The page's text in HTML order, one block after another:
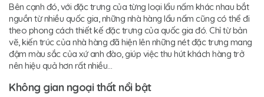
Bên cạnh đó, với đặc trưng của từng loại lẩu nấm khác nhau bắt
nguồn từ nhiều quốc gia, những nhà hàng lẩu nấm cũng có thể đi
theo phong cách thiết kế đặc trưng của quốc gia đó. Chỉ từ bản
vẽ, kiến trúc của nhà hàng đã hiện lên những nét đặc trưng mang
đậm màu sắc của xứ anh đào, giúp việc thu hút khách hàng trở
nên hiệu quả hơn rất nhiều…
Không gian ngoại thất nổi bật